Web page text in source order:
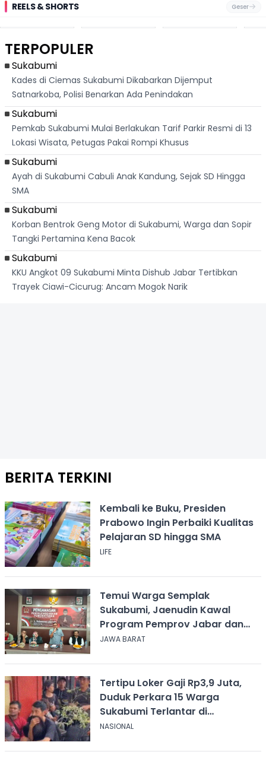
REELS & SHORTS Geser
Pantai
Dari
Palabuhanratu
TERPOPULER
Sukabumi
Kades di Ciemas Sukabumi Dikabarkan Dijemput
Satnarkoba, Polisi Benarkan Ada Penindakan
Sukabumi
Pemkab Sukabumi Mulai Berlakukan Tarif Parkir Resmi di 13
Lokasi Wisata, Petugas Pakai Rompi Khusus
Sukabumi
Ayah di Sukabumi Cabuli Anak Kandung, Sejak SD Hingga
SMA
Sukabumi
Korban Bentrok Geng Motor di Sukabumi, Warga dan Sopir
Tangki Pertamina Kena Bacok
Sukabumi
KKU Angkot 09 Sukabumi Minta Dishub Jabar Tertibkan
Trayek Ciawi-Cicurug: Ancam Mogok Narik
BERITA TERKINI
Kembali ke Buku, Presiden
Prabowo Ingin Perbaiki Kualitas
Pelajaran SD hingga SMA
LIFE
Temui Warga Semplak
Sukabumi, Jaenudin Kawal
Program Pemprov Jabar dan
Serap Aspirasi
JAWA BARAT
Tertipu Loker Gaji Rp3,9 Juta,
Duduk Perkara 15 Warga
Sukabumi Terlantar di
Kalimantan
NASIONAL